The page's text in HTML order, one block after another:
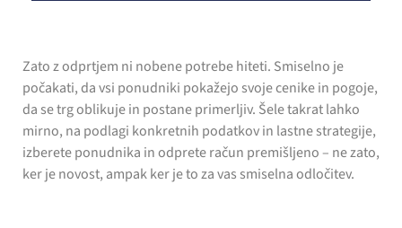
Zato z odprtjem ni nobene potrebe hiteti. Smiselno je
počakati, da vsi ponudniki pokažejo svoje cenike in pogoje,
da se trg oblikuje in postane primerljiv. Šele takrat lahko
mirno, na podlagi konkretnih podatkov in lastne strategije,
izberete ponudnika in odprete račun premišljeno – ne zato,
ker je novost, ampak ker je to za vas smiselna odločitev.